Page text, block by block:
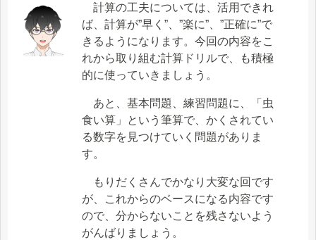
計算の工夫については、活用できれ
ば、計算が”早く”、”楽に”、”正確に”で
きるようになります。今回の内容をこ
れから取り組む計算ドリルで、も積極
的に使っていきましょう。
あと、基本問題、練習問題に、「虫
食い算」という筆算で、かくされてい
る数字を見つけていく問題がありま
す。
もりだくさんでかなり大変な回です
が、これからのベースになる内容です
ので、分からないことを残さないよう
がんばりましょう。